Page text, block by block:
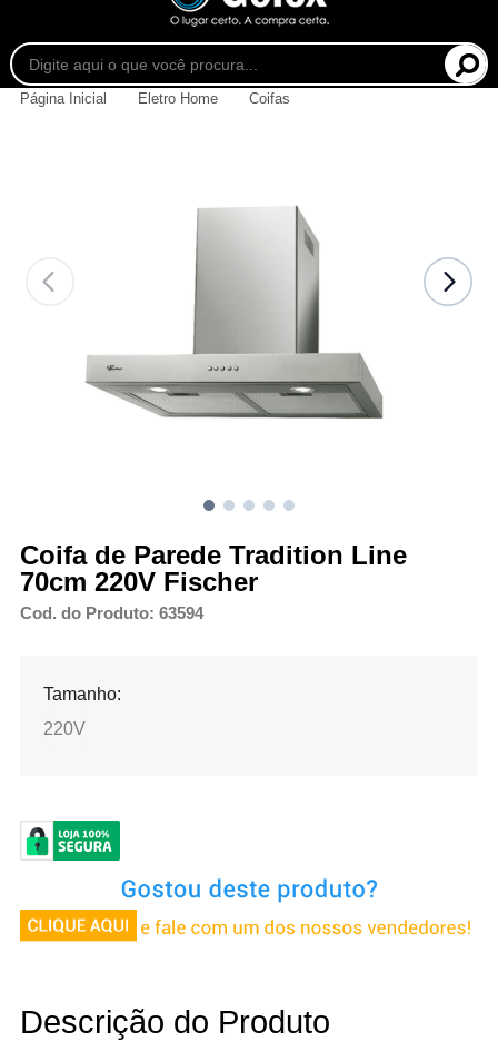
Página Inicial Eletro Home Coifas
Coifa de Parede Tradition Line
70cm 220V Fischer
Cod. do Produto: 63594
Tamanho:
220V
Descrição do Produto